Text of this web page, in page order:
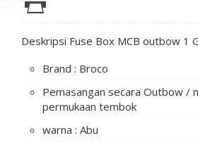
Deskripsi Fuse Box MCB outbow 1
Brand : Broco
Pemasangan secara Outbow /
permukaan tembok
warna : Abu